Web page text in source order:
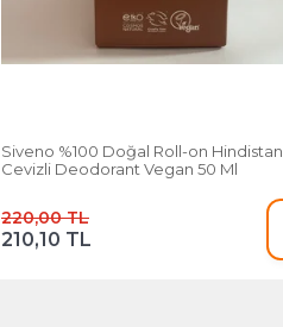
Siveno %100 Doğal Roll-on Hindistan
Cevizli Deodorant Vegan 50 Ml
220,00 TL
210,10 TL